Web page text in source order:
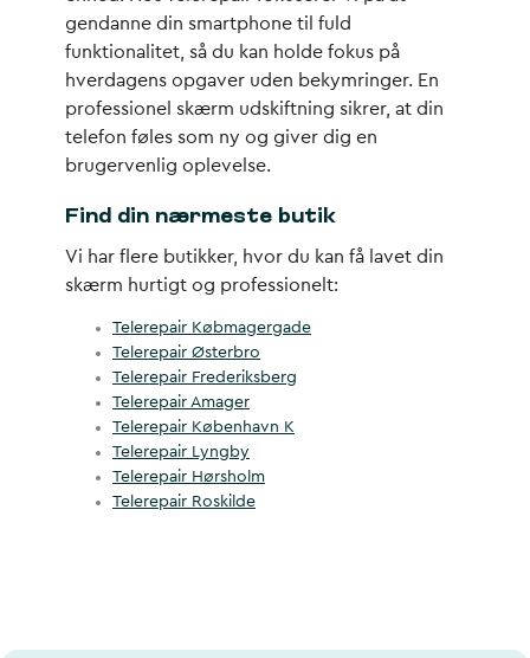
gendanne din smartphone til fuld
funktionalitet, så du kan holde fokus på
hverdagens opgaver uden bekymringer. En
professionel skærm udskiftning sikrer, at din
telefon føles som ny og giver dig en
brugervenlig oplevelse.
Find din nærmeste butik
Vi har flere butikker, hvor du kan få lavet din
skærm hurtigt og professionelt:
Telerepair Købmagergade
Telerepair Østerbro
Telerepair Frederiksberg
Telerepair Amager
Telerepair København K
Telerepair Lyngby
Telerepair Hørsholm
Telerepair Roskilde